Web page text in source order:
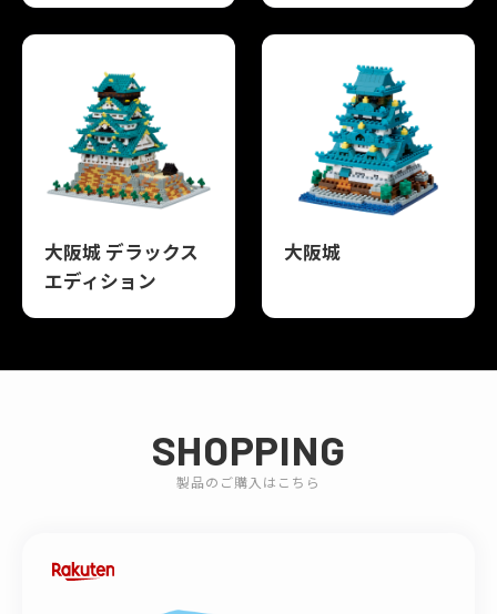
大阪城 デラックス
エディション
大阪城
SHOPPING
製品のご購入はこちら